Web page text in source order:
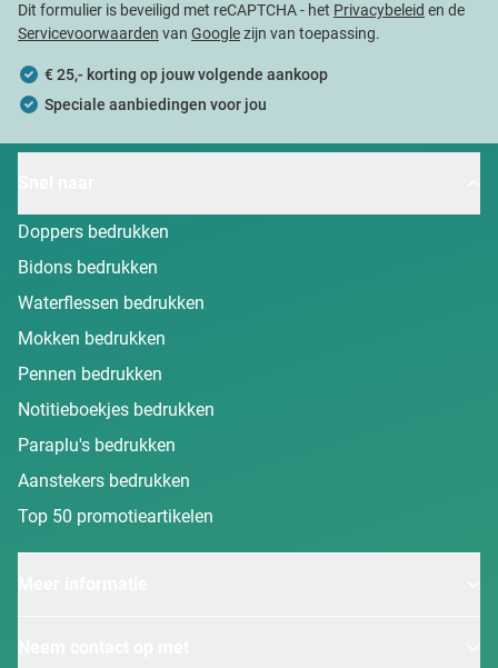
Dit formulier is beveiligd met reCAPTCHA - het Privacybeleid en de
Servicevoorwaarden van Googlezijn van toepassing.
€ 25,- korting op jouw volgende aankoop
Speciale aanbiedingen voor jou
Doppers bedrukken
Bidons bedrukken
Waterflessen bedrukken
Mokken bedrukken
Pennen bedrukken
Notitieboekjes bedrukken
Paraplu's bedrukken
Aanstekers bedrukken
Top 50 promotieartikelen